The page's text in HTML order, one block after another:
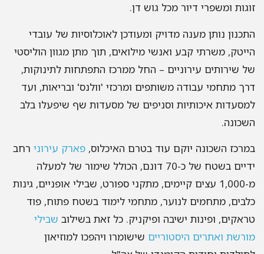
זוגות ומשפרי דיור מכל גוש דן.
התכנון נותן מענה מדויק ומעודכן לאוכלוסיות של עובדי
הייטק, משרתי קבע ואנשי מילואים, תוך מתן מגוון הוליסטי
של שירותים עירוניים – החל ממרכז התפתחות לתינוקות,
דרך מתחמי עבודה משותפים ומרכזי 'וולנס' ובריאות, ועד
למסעדות איכותיות וסניפים של מסעדות שף שיפעלו בלב
השכונה.
במרכז השכונה יוקם עוד בטרם האיכלוס, פארק עירוני רחב
ידיים בשטח של כ-70 דונם, הכולל שימור של למעלה
מ-1,000 עצים קיימים, מתקני ספורט, שבילי אופניים, גינות
כלבים, מתחמים לנוער, מתחמי לימוד בשטח פתוח, פוד
טראקים, ופינות ישיבה ופיקניק. כל זאת בשילוב שבילי
מורשת ואתרים היסטוריים שישומרו ויהפכו למוזיאון